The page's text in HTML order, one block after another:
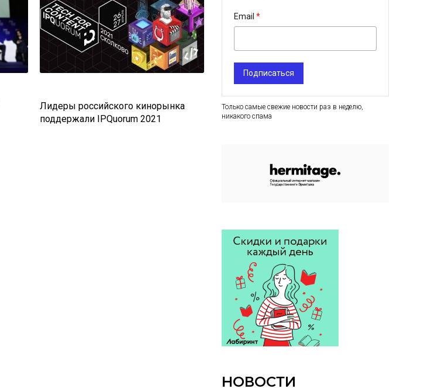
Лидеры российского кинорынка
поддержали IPQuorum 2021
Email
Подписаться
Только самые свежие новости раз в неделю,
никакого спама
НОВОСТИ